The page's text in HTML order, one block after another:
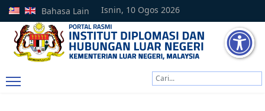
Isnin, 10 Ogos 2026
Bahasa Lain